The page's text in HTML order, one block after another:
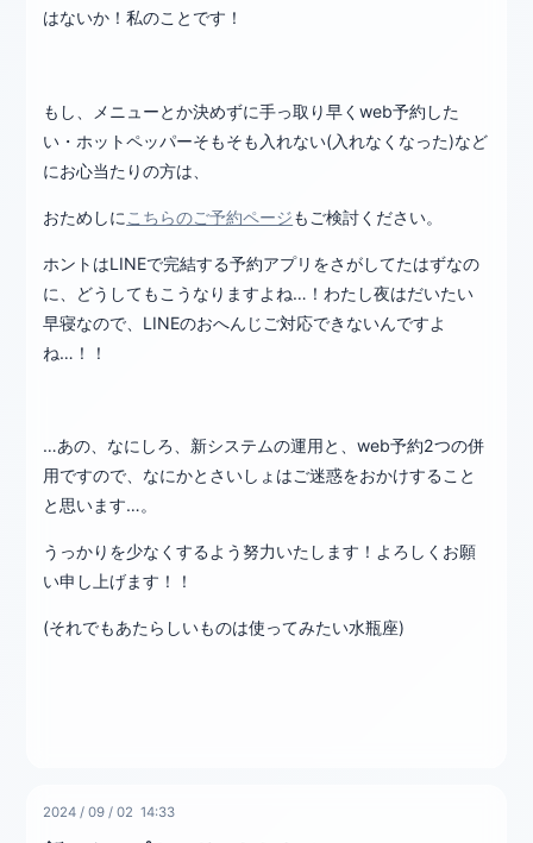
はないか！私のことです！
もし、メニューとか決めずに手っ取り早くweb予約した
い・ホットペッパーそもそも入れない(入れなくなった)など
にお心当たりの方は、
おためしに こちらのご予約ページもご検討ください。
ホントはLINEで完結する予約アプリをさがしてたはずなの
に、どうしてもこうなりますよね…！わたし夜はだいたい
早寝なので、LINEのおへんじご対応できないんですよ
ね…！！
…あの、なにしろ、新システムの運用と、web予約2つの併
用ですので、なにかとさいしょはご迷惑をおかけすること
と思います…。
うっかりを少なくするよう努力いたします！よろしくお願
い申し上げます！！
(それでもあたらしいものは使ってみたい水瓶座)
2024 /09 /02 14:33